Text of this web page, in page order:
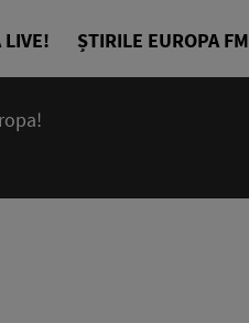
LIVE! ȘTIRILE EUROPA FM